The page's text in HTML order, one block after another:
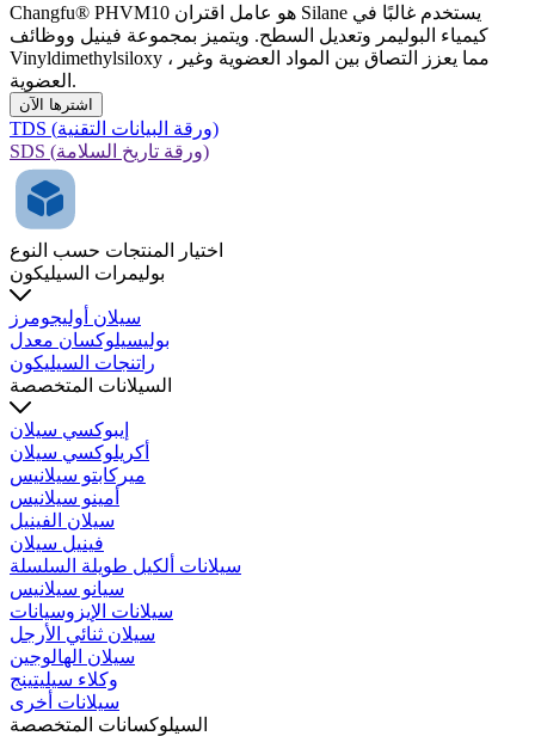
Changfu® PHVM10 هو عامل اقتران Silane يستخدم غالبًا في
كيمياء البوليمر وتعديل السطح. ويتميز بمجموعة فينيل ووظائف
Vinyldimethylsiloxy ، مما يعزز التصاق بين المواد العضوية وغير
العضوية.
اشترها الآن
TDS (ورقة البيانات التقنية)
SDS (ورقة تاريخ السلامة)
اختيار المنتجات حسب النوع
بوليمرات السيليكون
سيلان أوليجومرز
بوليسيلوكسان معدل
راتنجات السيليكون
السيلانات المتخصصة
إيبوكسي سيلان
أكريلوكسي سيلان
ميركابتو سيلانيس
أمينو سيلانيس
سيلان الفينيل
فينيل سيلان
سيلانات ألكيل طويلة السلسلة
سيانو سيلانيس
سيلانات الإيزوسيانات
سيلان ثنائي الأرجل
سيلان الهالوجين
وكلاء سيليتينج
سيلانات أخرى
السيلوكسانات المتخصصة